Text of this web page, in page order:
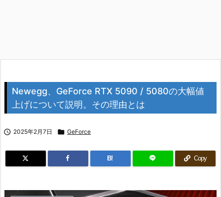
Newegg、GeForce RTX 5090 / 5080の大幅値
上げについて説明。その理由とは
 2025年2月7日  GeForce
B! Copy